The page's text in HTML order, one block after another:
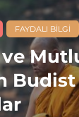
FAYDALI BILGI
Budist